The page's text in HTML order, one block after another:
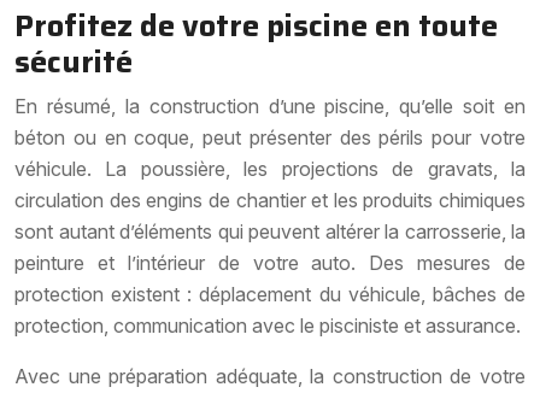
Profitez de votre piscine en toute
sécurité
En résumé, la construction d’une piscine, qu’elle soit en
béton ou en coque, peut présenter des périls pour votre
véhicule. La poussière, les projections de gravats, la
circulation des engins de chantier et les produits chimiques
sont autant d’éléments qui peuvent altérer la carrosserie, la
peinture et l’intérieur de votre auto. Des mesures de
protection existent : déplacement du véhicule, bâches de
protection, communication avec le pisciniste et assurance.
Avec une préparation adéquate, la construction de votre